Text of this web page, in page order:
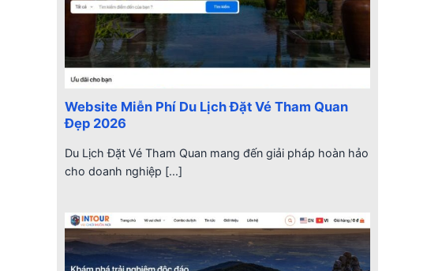
Website Miễn Phí Du Lịch Đặt Vé Tham Quan
Đẹp 2026
Du Lịch Đặt Vé Tham Quan mang đến giải pháp hoàn hảo
cho doanh nghiệp [...]